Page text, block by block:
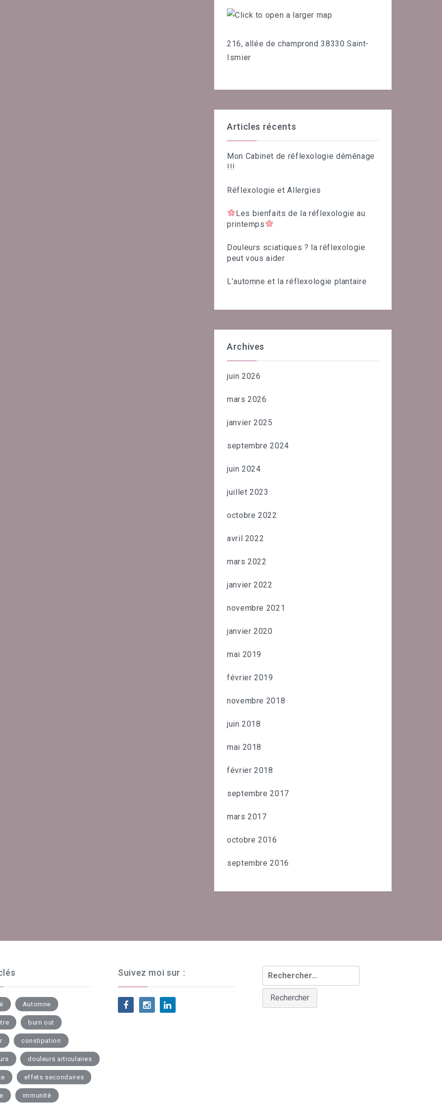
216, allée de champrond 38330 Saint-
Ismier
Articles récents
Mon Cabinet de réflexologie déménage
!!!
Réflexologie et Allergies
Les bienfaits de la réflexologie au
printemps
Douleurs sciatiques ? la réflexologie
peut vous aider
L’automne et la réflexologie plantaire
Archives
juin 2026
mars 2026
janvier 2025
septembre 2024
juin 2024
juillet 2023
octobre 2022
avril 2022
mars 2022
janvier 2022
novembre 2021
janvier 2020
mai 2019
février 2019
novembre 2018
juin 2018
mai 2018
février 2018
septembre 2017
mars 2017
octobre 2016
septembre 2016
Automne
burn out
constipation
douleurs articulaires
effets secondaires
immunité
Suivez moi sur : Rechercher :